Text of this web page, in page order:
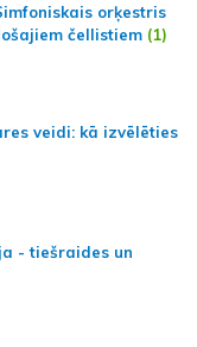
orķestris
čellistiem (1)
veidi: kā izvēlēties
- tiešraides un